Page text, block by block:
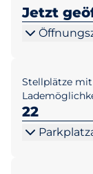
Jetzt
Stellplätze mit
22